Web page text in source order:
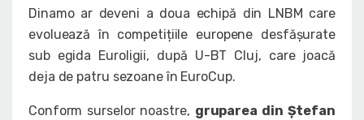
Dinamo ar deveni a doua echipă din LNBM care
evoluează în competițiile europene desfășurate
sub egida Euroligii, după U-BT Cluj, care joacă
deja de patru sezoane în EuroCup.
Conform surselor noastre, gruparea din Ștefan